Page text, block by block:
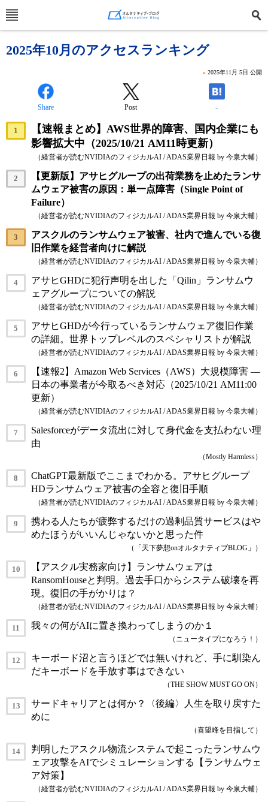
2025年10月のアクセスランキング
» 2025年11月 5日 公開
Share Post -
【速報まとめ】AWS世界的障害、国内企業にも
影響拡大中（2025/10/21 AM11時更新）
（経営者が読むNVIDIAのフィジカルAI / ADAS業界日報 by 今泉大輔）
【更新版】アサヒグループの出荷業務を止めたランサ
ムウェア被害の原因：単一点障害（Single Point of
Failure）
（経営者が読むNVIDIAのフィジカルAI / ADAS業界日報 by 今泉大輔）
アスクルのランサムウェア被害、社内で進んでいる復
旧作業を経営者向けに解説
（経営者が読むNVIDIAのフィジカルAI / ADAS業界日報 by 今泉大輔）
アサヒGHDに犯行声明を出した「Qilin」ランサムウ
ェアグループについての解説
（経営者が読むNVIDIAのフィジカルAI / ADAS業界日報 by 今泉大輔）
アサヒGHDが今行っているランサムウェア復旧作業
の詳細。世界トップレベルのスペシャリストが解説
（経営者が読むNVIDIAのフィジカルAI / ADAS業界日報 by 今泉大輔）
【速報2】Amazon Web Services（AWS）大規模障害 ―
日本の事業者が今取るべき対応（2025/10/21 AM11:00
更新）
（経営者が読むNVIDIAのフィジカルAI / ADAS業界日報 by 今泉大輔）
Salesforceがデータ流出に対して身代金を支払わない理
由
（Mostly Harmless）
ChatGPT最新版でここまでわかる。アサヒグループ
HDランサムウェア被害の全容と復旧手順
（経営者が読むNVIDIAのフィジカルAI / ADAS業界日報 by 今泉大輔）
携わる人たちが疲弊するだけの過剰品質サービスはや
めたほうがいいんじゃないかと思った件
（「天下夢想onオルタナティブBLOG」）
【アスクル実務家向け】ランサムウェアは
RansomHouseと判明。過去手口からシステム破壊を再
現。復旧の手がかりは？
（経営者が読むNVIDIAのフィジカルAI / ADAS業界日報 by 今泉大輔）
我々の何がAIに置き換わってしまうのか１
（ニュータイプになろう！）
キーボード沼と言うほどでは無いけれど、手に馴染ん
だキーボードを手放す事はできない
（THE SHOW MUST GO ON）
サードキャリアとは何か？〈後編〉人生を取り戻すた
めに
（喜望峰を目指して）
判明したアスクル物流システムで起こったランサムウ
ェア攻撃をAIでシミュレーションする【ランサムウェ
ア対策】
（経営者が読むNVIDIAのフィジカルAI / ADAS業界日報 by 今泉大輔）